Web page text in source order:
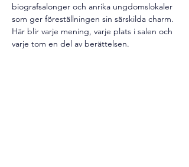
biografsalonger och anrika ungdomslokaler
som ger föreställningen sin särskilda charm.
Här blir varje mening, varje plats i salen och
varje tom en del av berättelsen.